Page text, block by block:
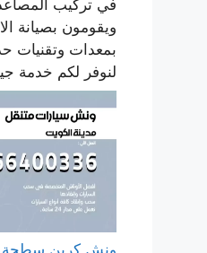
في تركيب المصاعد
ويقومون بصيانة
بمعدات وتقنيات
لنوفر لكم خدمة
ونش كرين سطحة